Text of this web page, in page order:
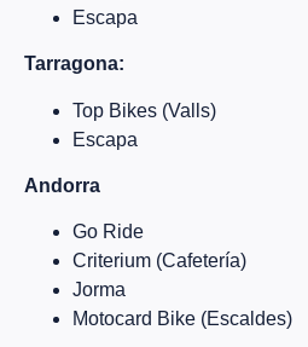
Escapa
Tarragona:
Top Bikes (Valls)
Escapa
Andorra
Go Ride
Criterium (Cafetería)
Jorma
Motocard Bike (Escaldes)